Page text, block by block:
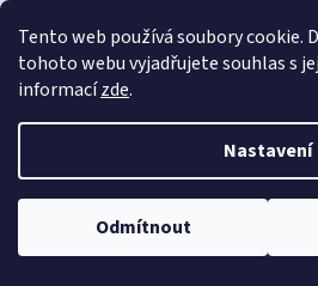
Tento web používá soubory cookie.
tohoto webu vyjadřujete souhlas s
informacízde.
Nastavení
Odmítnout